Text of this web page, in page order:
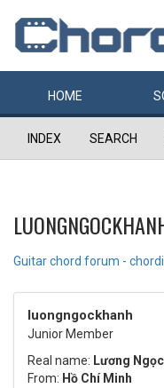
HOME
INDEX SEARCH
Guitar chord forum -
luongngockhanh
Junior Member
Real name: Lương
From: Hồ Chí Minh